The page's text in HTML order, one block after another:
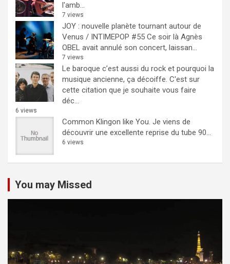
l'amb...
7 views
JOY : nouvelle planète tournant autour de
Venus / INTIMEPOP #55 Ce soir là Agnès
OBEL avait annulé son concert, laissan...
7 views
Le baroque c’est aussi du rock et pourquoi la
musique ancienne, ça décoiffe. C'est sur
cette citation que je souhaite vous faire
déc...
6 views
Common Klingon like You. Je viens de
découvrir une excellente reprise du tube 90...
6 views
You may Missed